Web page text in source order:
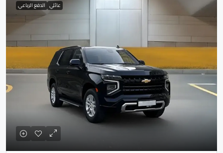
عائلي الدفع الرباعي